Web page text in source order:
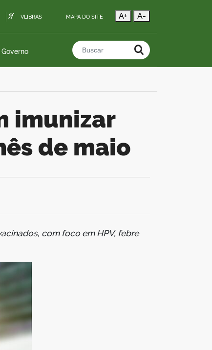
VLIBRAS MAPA DO SITE A+ A-
Buscar no portal
de maio
com foco em HPV, febre